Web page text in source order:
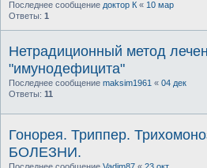
Последнее сообщение доктор К « 10 мар
Ответы: 1
Нетрадиционный метод
"имунодефицита"
Последнее сообщение maksim1961 « 04 дек
Ответы: 11
Гонорея. Триппер.
БОЛЕЗНИ.